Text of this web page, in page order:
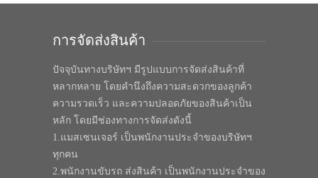
การจัดส่งสินค้า
ปัจจุบันทางบริษัทฯ มีรูปแบบการจัดส่งสินค้าที่
หลากหลาย โดยคำนึงถึงความสะดวกของลูกค้า
ความรวดเร็ว และความปลอดภัยของสินค้าเป็น
หลัก โดยมีช่องทางการจัดส่งดังนี้
1.แมสเซนเจอร์ เป็นพนักงานประจำของบริษัทฯ
ทุกคน
2.พนักงานขับรถ ส่งสินค้า เป็นพนักงานประจำของ